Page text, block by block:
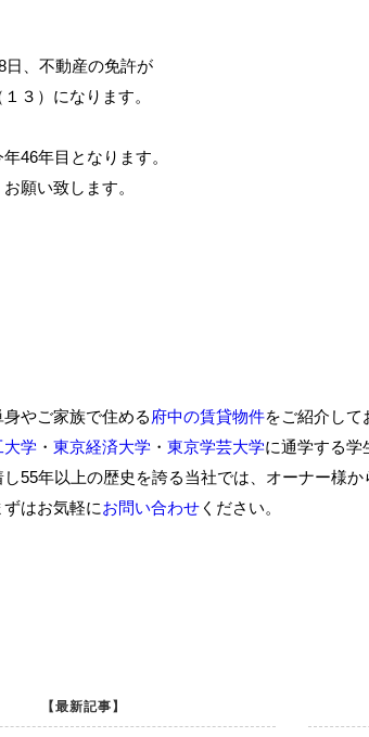
日、不動産の免許が
１３）になります。
46年目となります。
願い致します。
やご家族で住める府中の賃貸物件をご紹介して
大学 ・ 東京経済大学 ・ 東京学芸大学に通学する学
55年以上の歴史を誇る当社では、オーナー様か
はお気軽にお問い合わせ ください。
【最新記事】